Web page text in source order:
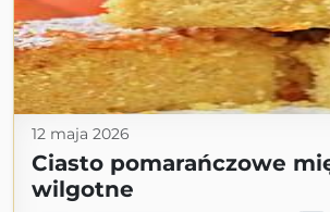
12 maja 2026
Ciasto pomarańczowe
wilgotne